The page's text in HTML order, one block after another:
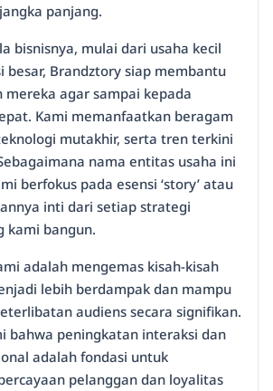
panjang.
bisnisnya, mulai dari usaha kecil
besar, Brandztory siap membantu
mereka agar sampai kepada
Kami memanfaatkan beragam
mutakhir, serta tren terkini
nama entitas usaha ini
berfokus pada esensi ‘story’ atau
inti dari setiap strategi
kami bangun.
adalah mengemas kisah-kisah
lebih berdampak dan mampu
audiens secara signifikan.
bahwa peningkatan interaksi dan
adalah fondasi untuk
pelanggan dan loyalitas